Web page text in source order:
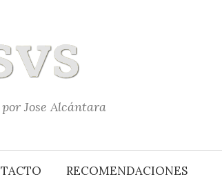
Jose Alcántara
RECOMENDACIONES